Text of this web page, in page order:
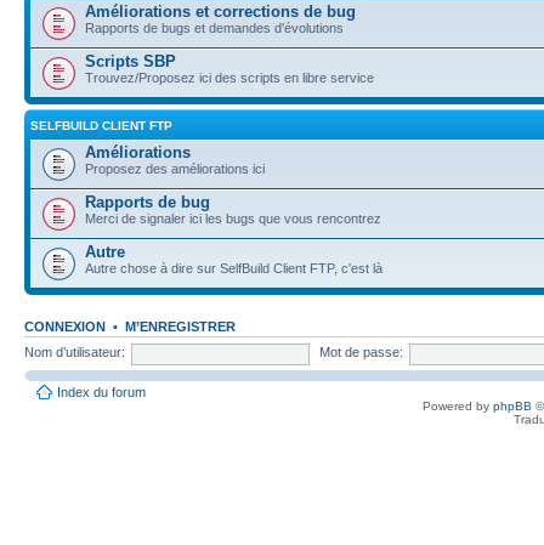
Améliorations et corrections de bug
Rapports de bugs et demandes d'évolutions
Scripts SBP
Trouvez/Proposez ici des scripts en libre service
SELFBUILD CLIENT FTP
Améliorations
Proposez des améliorations ici
Rapports de bug
Merci de signaler ici les bugs que vous rencontrez
Autre
Autre chose à dire sur SelfBuild Client FTP, c'est là
CONNEXION • M’ENREGISTRER
Nom d’utilisateur:
Mot de passe:
Index du forum
Powered by phpBB